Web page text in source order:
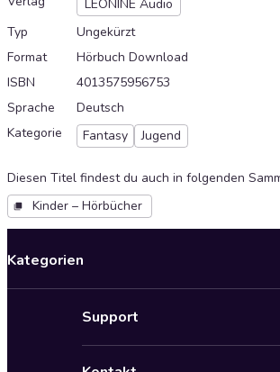
LEONINE Audio
Typ
Ungekürzt
Format
Hörbuch Download
ISBN
4013575956753
Sprache
Deutsch
Kategorie
Fantasy Jugend
Diesen Titel findest du auch in folgenden
Kinder – Hörbücher
Kategorien
Support